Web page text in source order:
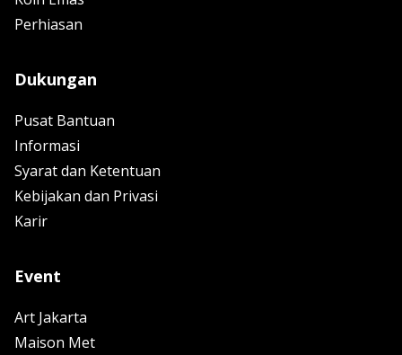
Perhiasan
Dukungan
Pusat Bantuan
Informasi
Syarat dan Ketentuan
Kebijakan dan Privasi
Karir
Event
Art Jakarta
Maison Met